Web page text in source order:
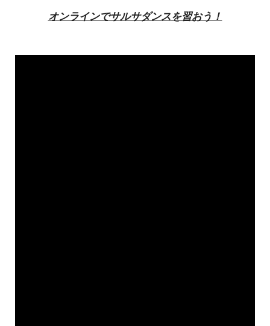
オンラインでサルサダンスを習おう！